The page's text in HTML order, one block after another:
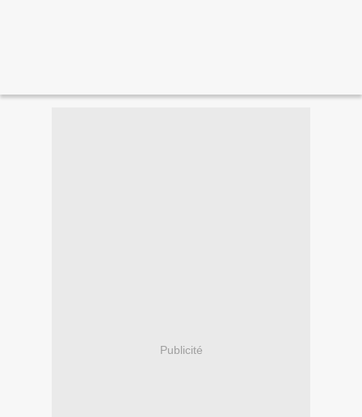
Publicité